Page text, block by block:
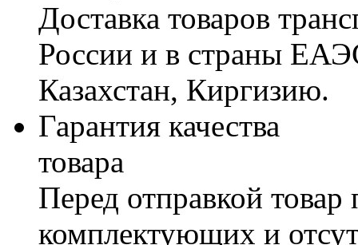
Доставка товаров
России и в страны
Казахстан, Киргизию.
Гарантия качества
товара
Перед отправкой товар
комплектующих и